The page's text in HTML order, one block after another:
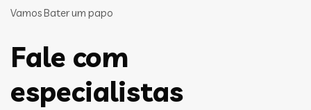
Vamos Bater um papo
Fale com
especialistas